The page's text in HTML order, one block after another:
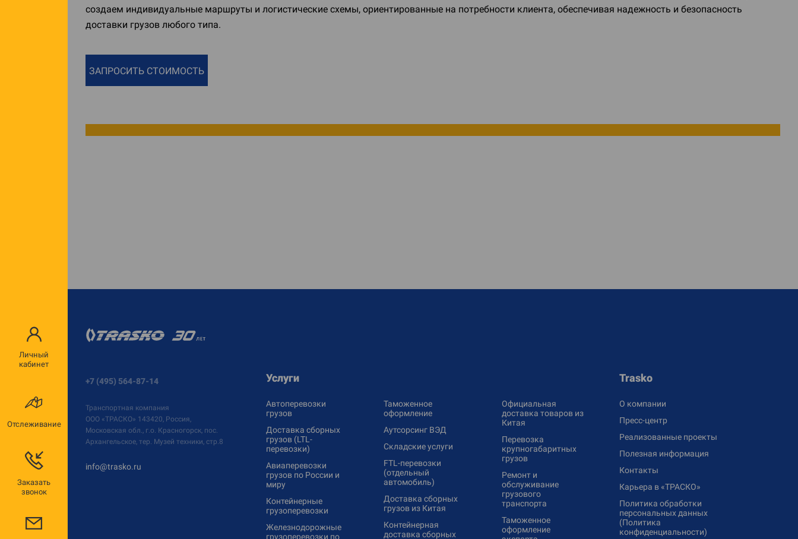
Личный
кабинет
Отслеживание
Заказать
звонок
создаем индивидуальные маршруты и логистические схемы, ориентированные на потребности клиента, обеспечивая надежность и безопасность
доставки грузов любого типа.
ЗАПРОСИТЬ СТОИМОСТЬ
+7 (495) 564-87-14
Транспортная компания
ООО «ТРАСКО» 143420, Россия,
Московская обл., г.о. Красногорск, пос.
Архангельское, тер. Музей техники, стр.8
info@trasko.ru
Услуги
Автоперевозки
грузов
Доставка сборных
грузов (LTL-
перевозки)
Авиаперевозки
грузов по России и
миру
Контейнерные
грузоперевозки
Железнодорожные
грузоперевозки по
Таможенное
оформление
Аутсорсинг ВЭД
Складские услуги
FTL-перевозки
(отдельный
автомобиль)
Доставка сборных
грузов из Китая
Контейнерная
доставка сборных
Официальная
доставка товаров из
Китая
Перевозка
крупногабаритных
грузов
Ремонт и
обслуживание
грузового
транспорта
Таможенное
оформление
Trasko
О компании
Пресс-центр
Реализованные проекты
Полезная информация
Контакты
Карьера в «ТРАСКО»
Политика обработки
персональных данных
(Политика
конфиденциальности)